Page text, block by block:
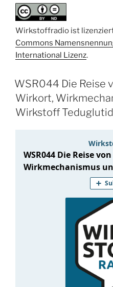
Wirkstoffradio ist
Commons
International Lizenz.
WSR044 Die Reise
Wirkort,
Wirkstoff Teduglutid